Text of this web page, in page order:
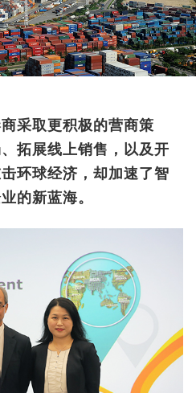
采取更积极的营商策
拓展线上销售，以及开
环球经济，却加速了智
的新蓝海。